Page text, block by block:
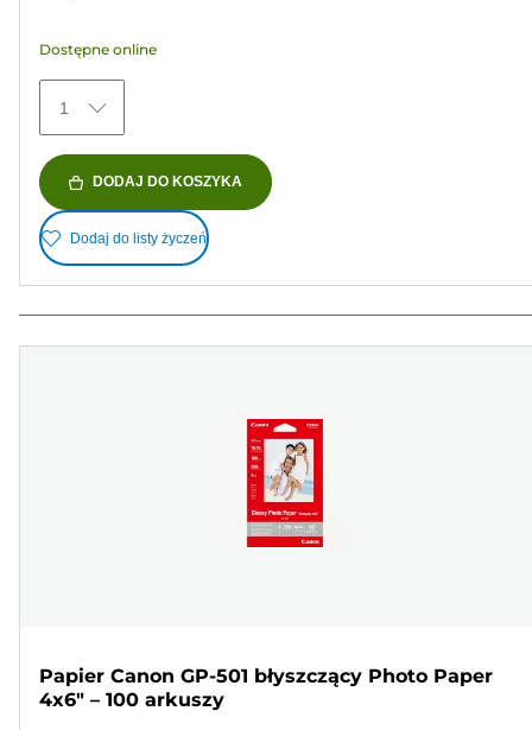
152
Recenzji
Dostępne online
1
DODAJ DO KOSZYKA
Dodaj do listy życzeń
Papier Canon GP-501 błyszczący Photo Paper
4x6" – 100 arkuszy